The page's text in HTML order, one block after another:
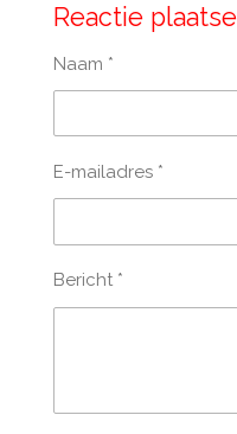
Reactie
Naam *
E-mailadres *
Bericht *